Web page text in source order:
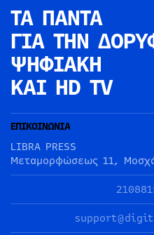
ΤΑ ΠΑΝΤΑ
ΓΙΑ ΤΗΝ
ΨΗΦΙΑΚΗ
ΚΑΙ HD TV
ΕΠΙΚΟΙΝΩΝΙΑ
LIBRA PRESS
Μεταμορφώσεως 11,